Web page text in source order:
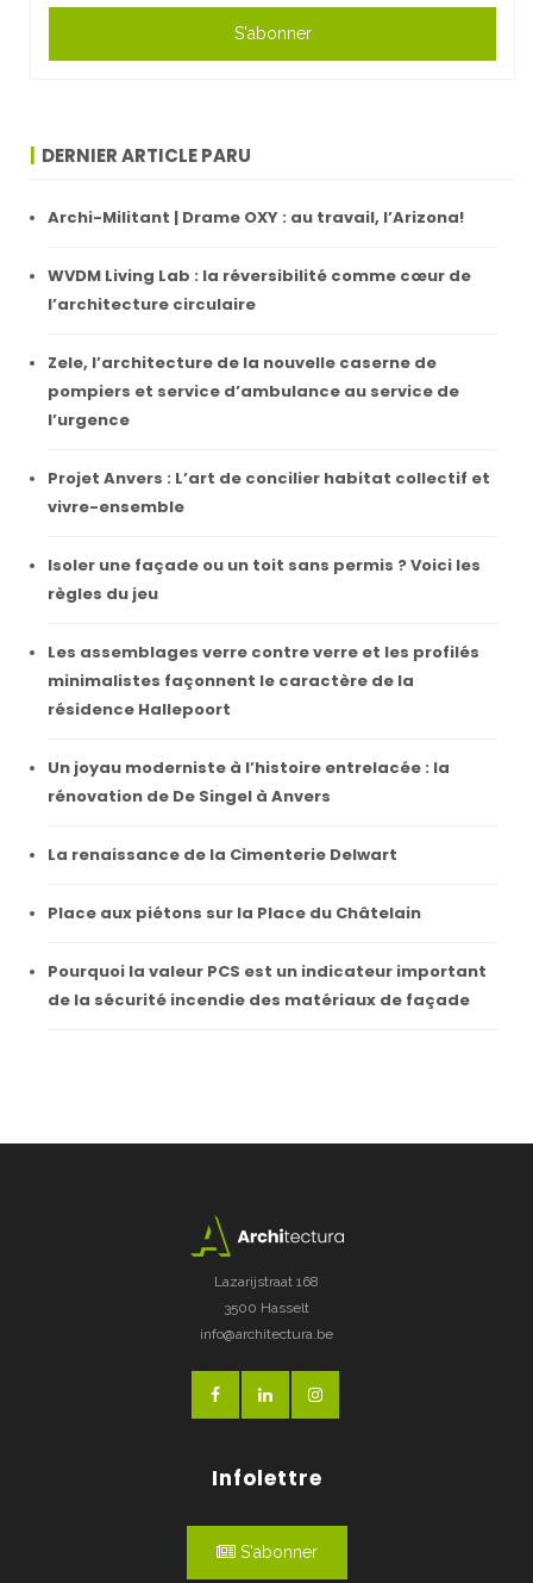
S'abonner
DERNIER ARTICLE PARU
Archi-Militant | Drame OXY : au travail, l’Arizona!
WVDM Living Lab : la réversibilité comme cœur de
l’architecture circulaire
Zele, l’architecture de la nouvelle caserne de
pompiers et service d’ambulance au service de
l’urgence
Projet Anvers : L’art de concilier habitat collectif et
vivre-ensemble
Isoler une façade ou un toit sans permis ? Voici les
règles du jeu
Les assemblages verre contre verre et les profilés
minimalistes façonnent le caractère de la
résidence Hallepoort
Un joyau moderniste à l’histoire entrelacée : la
rénovation de De Singel à Anvers
La renaissance de la Cimenterie Delwart
Place aux piétons sur la Place du Châtelain
Pourquoi la valeur PCS est un indicateur important
de la sécurité incendie des matériaux de façade
Lazarijstraat 168
3500 Hasselt
info@architectura.be
Infolettre
S'abonner